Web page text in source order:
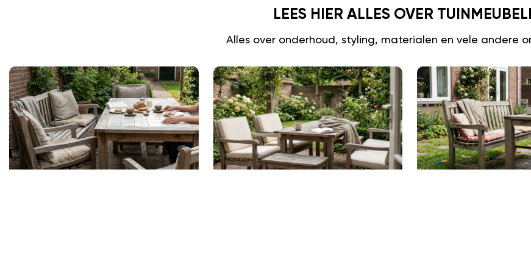
LEES HIER ALLES OVER
Alles over onderhoud, styling, materialen en vele andere